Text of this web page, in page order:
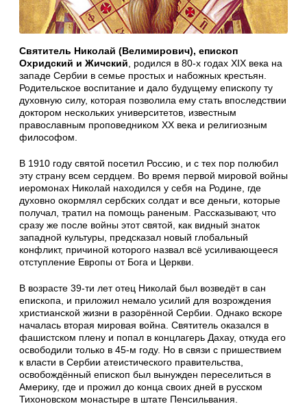
Святитель Николай (Велимирович), епископ
Охридский и Жичский , родился в 80-х годах XIX века на
западе Сербии в семье простых и набожных крестьян.
Родительское воспитание и дало будущему епископу ту
духовную силу, которая позволила ему стать впоследствии
доктором нескольких университетов, известным
православным проповедником XX века и религиозным
философом.
В 1910 году святой посетил Россию, и с тех пор полюбил
эту страну всем сердцем. Во время первой мировой войны
иеромонах Николай находился у себя на Родине, где
духовно окормлял сербских солдат и все деньги, которые
получал, тратил на помощь раненым. Рассказывают, что
сразу же после войны этот святой, как видный знаток
западной культуры, предсказал новый глобальный
конфликт, причиной которого назвал всё усиливающееся
отступление Европы от Бога и Церкви.
В возрасте 39-ти лет отец Николай был возведёт в сан
епископа, и приложил немало усилий для возрождения
христианской жизни в разорённой Сербии. Однако вскоре
началась вторая мировая война. Святитель оказался в
фашистском плену и попал в концлагерь Дахау, откуда его
освободили только в 45-м году. Но в связи с пришествием
к власти в Сербии атеистического правительства,
освобождённый епископ был вынужден переселиться в
Америку, где и прожил до конца своих дней в русском
Тихоновском монастыре в штате Пенсильвания.